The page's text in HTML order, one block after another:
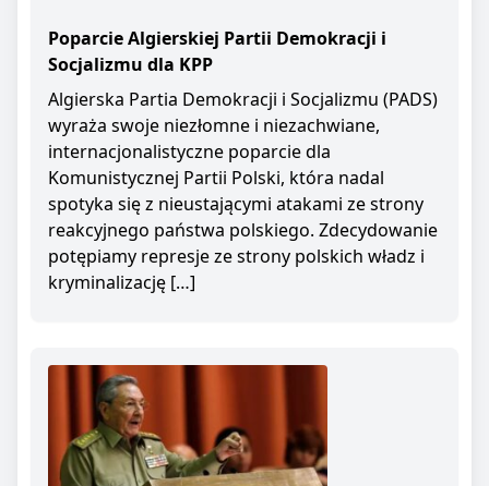
Poparcie Algierskiej Partii Demokracji i
Socjalizmu dla KPP
Algierska Partia Demokracji i Socjalizmu (PADS)
wyraża swoje niezłomne i niezachwiane,
internacjonalistyczne poparcie dla
Komunistycznej Partii Polski, która nadal
spotyka się z nieustającymi atakami ze strony
reakcyjnego państwa polskiego. Zdecydowanie
potępiamy represje ze strony polskich władz i
kryminalizację […]